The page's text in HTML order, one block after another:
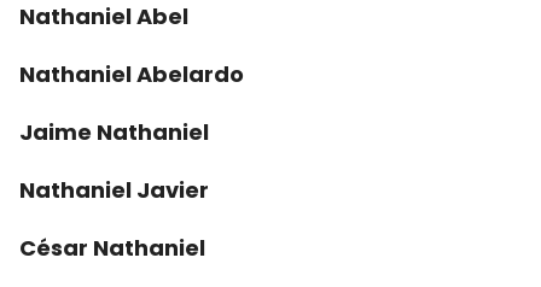
Nathaniel Abel
Nathaniel Abelardo
Jaime Nathaniel
Nathaniel Javier
César Nathaniel